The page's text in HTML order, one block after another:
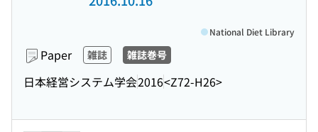
Paper 雑誌 雑誌巻号
日本経営システム学会2016<Z72-H26>
National Diet Library